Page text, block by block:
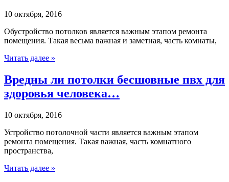
10 октября, 2016
Обустройство потолков является важным этапом ремонта
помещения. Такая весьма важная и заметная, часть комнаты,
Читать далее »
Вредны ли потолки бесшовные пвх для
здоровья человека…
10 октября, 2016
Устройство потолочной части является важным этапом
ремонта помещения. Такая важная, часть комнатного
пространства,
Читать далее »